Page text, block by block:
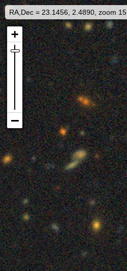
RA,Dec = 23.1456, 2.4890, zoom 15